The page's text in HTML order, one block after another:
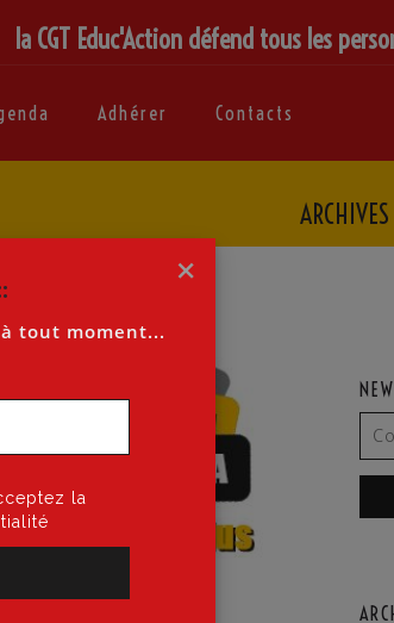
la CGT Educ'Action défend tous les
Adhérer Contacts
×
tout moment...
la